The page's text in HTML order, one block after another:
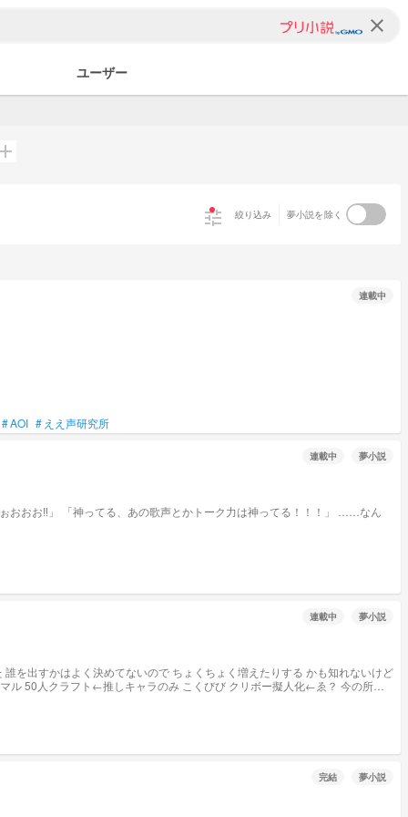
clear
ユーザー
add
tune 絞り込み 夢小説を除く
連載中
#AOI # ええ声研究所
連載中 夢小説
連載中 夢小説
を出すかはよく決めてないので ちょくちょく増えたりする かも知れないけど
完結 夢小説